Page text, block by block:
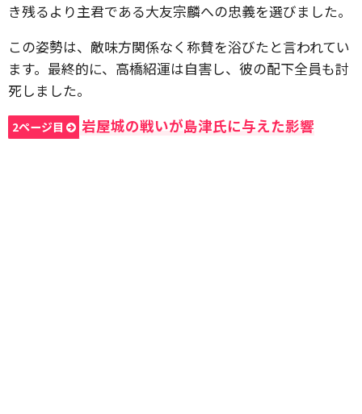
き残るより主君である大友宗麟への忠義を選びました。
この姿勢は、敵味方関係なく称賛を浴びたと言われてい
ます。最終的に、高橋紹運は自害し、彼の配下全員も討
死しました。
2ページ目 岩屋城の戦いが島津氏に与えた影響